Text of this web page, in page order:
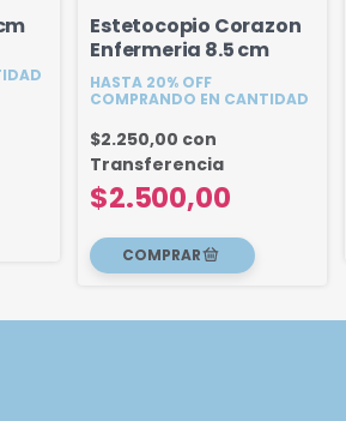
Estetocopio Corazon
Enfermeria 8.5 cm
HASTA 20% OFF
COMPRANDO EN CANTIDAD
$2.500,00
$2.250,00 con
Transferencia